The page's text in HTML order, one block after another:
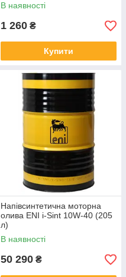
В наявності
1 260 ₴
Купити
Напівсинтетична моторна
олива ENI i-Sint 10W-40 (205
л)
В наявності
50 290 ₴